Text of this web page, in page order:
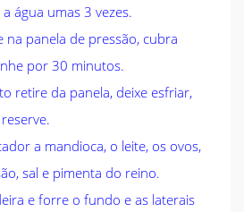
água umas 3 vezes.
na panela de pressão, cubra
por 30 minutos.
retire da panela, deixe esfriar,
a mandioca, o leite, os ovos,
sal e pimenta do reino.
e forre o fundo e as laterais